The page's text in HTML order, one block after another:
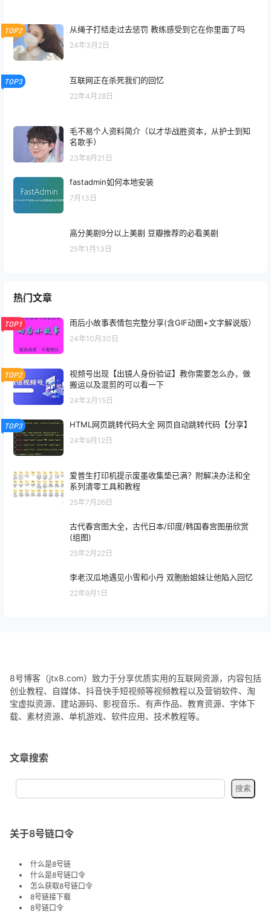
TOP2 从绳子打结走过去惩罚 教练感受到它在你里面了吗
24年3月2日
TOP3 互联网正在杀死我们的回忆
22年4月28日
毛不易个人资料简介（以才华战胜资本，从护士到知
名歌手）
23年8月21日
fastadmin如何本地安装
7月13日
高分美剧9分以上美剧 豆瓣推荐的必看美剧
25年1月13日
热门文章
TOP1 雨后小故事表情包完整分享(含GIF动图+文字解说版）
24年10月30日
TOP2
视频号出现【出镜人身份验证】教你需要怎么办，做
搬运以及混剪的可以看一下
24年3月15日
TOP3 HTML网页跳转代码大全 网页自动跳转代码【分享】
24年9月12日
爱普生打印机提示废墨收集垫已满？附解决办法和全
系列清零工具和教程
25年7月26日
古代春宫图大全，古代日本/印度/韩国春宫图册欣赏
(组图)
25年2月22日
李老汉瓜地遇见小雪和小丹 双胞胎姐妹让他陷入回忆
22年9月1日
8号博客（jtx8.com）致力于分享优质实用的互联网资源，内容包括
创业教程、自媒体、抖音快手短视频等视频教程以及营销软件、淘
宝虚拟资源、建站源码、影视音乐、有声作品、教育资源、字体下
载、素材资源、单机游戏、软件应用、技术教程等。
文章搜索
关于8号链口令
什么是8号链
什么是8号链口令
怎么获取8号链口令
8号链接下载
8号链口令